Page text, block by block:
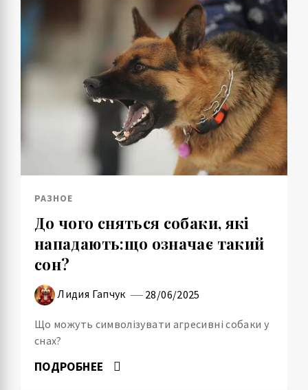
РАЗНОЕ
До чого сняться собаки, які
нападають:що означає такий
сон?
Лидия Гапчук 28/06/2025
Що можуть символізувати агресивні собаки у
снах?
ПОДРОБНЕЕ